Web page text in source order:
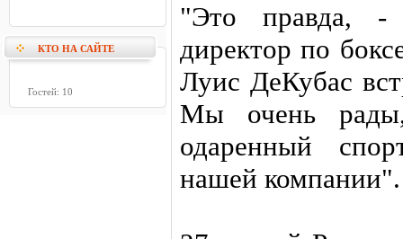
КТО НА САЙТЕ
Гостей: 10
"Это правда,
директор по
Луис ДеКубас
Мы очень
одаренный
нашей компании".